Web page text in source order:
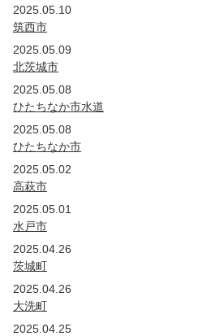
国・公団
2025.05.10
筑西市
2025.05.09
北茨城市
2025.05.08
ひたちなか市水道
2025.05.08
ひたちなか市
2025.05.02
高萩市
2025.05.01
水戸市
2025.04.26
茨城町
2025.04.26
大洗町
2025.04.25